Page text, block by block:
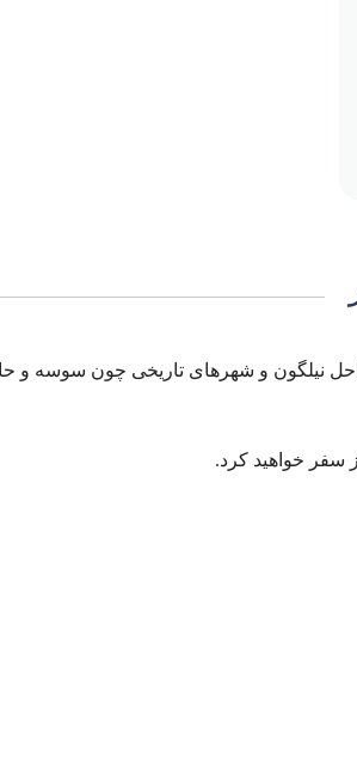
نیلگون و شهرهای تاریخی چون سوسه و
سفر خواهید کرد.